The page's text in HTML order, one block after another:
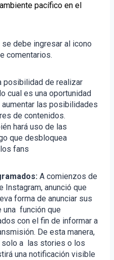
pacífico en el
se debe ingresar al icono
comentarios.
posibilidad de realizar
cual es una oportunidad
las posibilidades
de contenidos.
hará uso de las
que desbloquea
fans
A comienzos de
Instagram, anunció que
forma de anunciar sus
una función que
con el fin de informar a
De esta manera,
solo a las stories o los
una notificación visible